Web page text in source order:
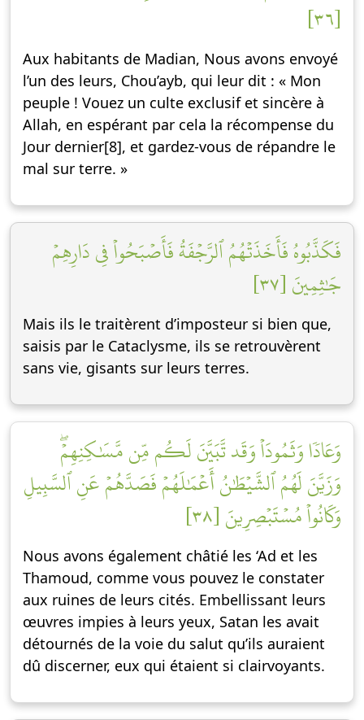
[٣٦]
Aux habitants de Madian, Nous avons envoyé
l’un des leurs, Chou’ayb, qui leur dit : « Mon
peuple ! Vouez un culte exclusif et sincère à
Allah, en espérant par cela la récompense du
Jour dernier[8], et gardez-vous de répandre le
mal sur terre. »
فَكَذَّبُوهُ فَأَخَذَتۡهُمُ ٱلرَّجۡفَةُ فَأَصۡبَحُواْ فِي دَارِهِمۡ
جَٰثِمِينَ [٣٧]
Mais ils le traitèrent d’imposteur si bien que,
saisis par le Cataclysme, ils se retrouvèrent
sans vie, gisants sur leurs terres.
وَعَادٗا وَثَمُودَاْ وَقَد تَّبَيَّنَ لَكُم مِّن مَّسَٰكِنِهِمۡۖ
وَزَيَّنَ لَهُمُ ٱلشَّيۡطَٰنُ أَعۡمَٰلَهُمۡ فَصَدَّهُمۡ عَنِ ٱلسَّبِيلِ
وَكَانُواْ مُسۡتَبۡصِرِينَ [٣٨]
Nous avons également châtié les ‘Ad et les
Thamoud, comme vous pouvez le constater
aux ruines de leurs cités. Embellissant leurs
œuvres impies à leurs yeux, Satan les avait
détournés de la voie du salut qu’ils auraient
dû discerner, eux qui étaient si clairvoyants.